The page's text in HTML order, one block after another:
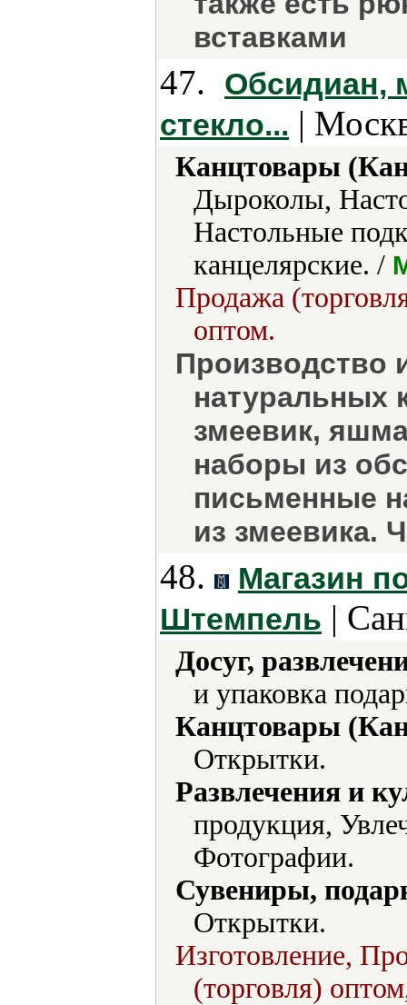
вставками
47.
Обсидиан,
стекло... |
Канцтовары
Дыроколы,
Настольные
канцелярские. /
Продажа
оптом.
Производство
натуральных
змеевик,
наборы из
письменные
из змеевика.
48.
Магазин
Штемпель |
Досуг,
и упаковка
Канцтовары
Открытки.
Развлечения и
продукция,
Фотографии.
Сувениры,
Открытки.
Изготовление,
(торговля)